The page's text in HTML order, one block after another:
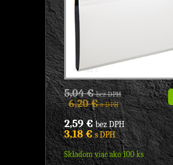
5,04 €bez DPH
6,20 €s DPH
2,59 €bez DPH
3,18 €s DPH
Skladom viac ako 100 ks